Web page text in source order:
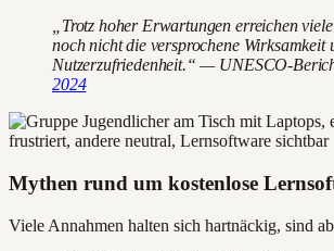
„Trotz hoher Erwartungen erreichen
noch nicht die versprochene Wirksamkeit
Nutzerzufriedenheit.“ — UNESCO-
2024
Mythen rund um kostenlose
Viele Annahmen halten sich hartnäckig, sind